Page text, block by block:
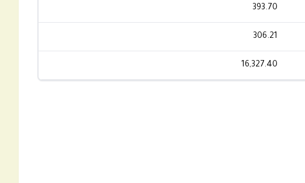
393.70
306.21
16,327.40